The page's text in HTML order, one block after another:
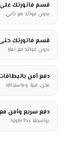
قسم فاتورتك على 4 دفعات
بدون فوائد مع تابي
قسم فاتورتك حتى 4
بدون فوائد مع تمارا
دفع آمن
مدى، فيزا، وماستركارد
دفع سريع وآمن
بواسطة Apple Pay